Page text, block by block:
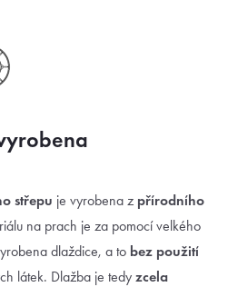
střepu je vyrobena z přírodního
na prach je za pomocí velkého
dlaždice, a to bez použití
látek. Dlažba je tedy zcela